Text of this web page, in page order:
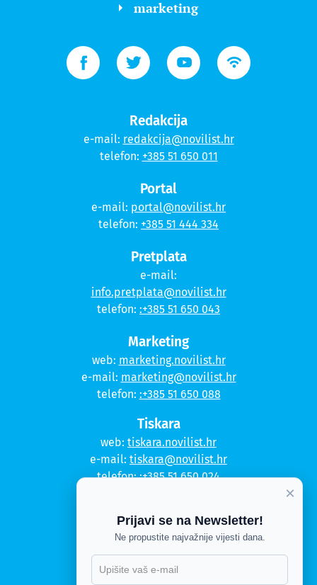
marketing
Redakcija
e-mail: redakcija@novilist.hr
telefon: +385 51 650 011
Portal
e-mail: portal@novilist.hr
telefon: +385 51 444 334
Pretplata
e-mail:
info.pretplata@novilist.hr
telefon: :+385 51 650 043
Marketing
web: marketing.novilist.hr
e-mail: marketing@novilist.hr
telefon: :+385 51 650 088
Tiskara
web: tiskara.novilist.hr
e-mail: tiskara@novilist.hr
telefon::+385 51 650 024
Kontakt
Politika privatnosti
Politika kolačića
×
Prijavi se na Newsletter!
Ne propustite najvažnije vijesti dana.